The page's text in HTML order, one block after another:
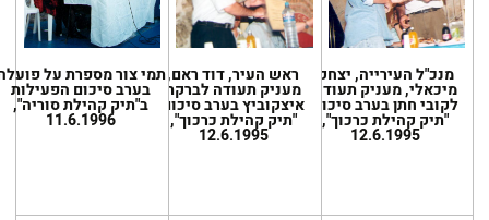
מנכ"ל העירייה, יצחק
מיכאלי, מעניק תעודה
לקובי חתן בערב סיכום
"תיק קהילת כרכוך",
12.6.1995
ראש העיר, דוד ראם,
מעניק תעודה לברקת
איצקוביץ בערב סיכום
"תיק קהילת כרכוך",
12.6.1995
תמי צור מספרת על
בערב סיכום הפעילות
ב"תיק קהילת סוריה",
11.6.1996